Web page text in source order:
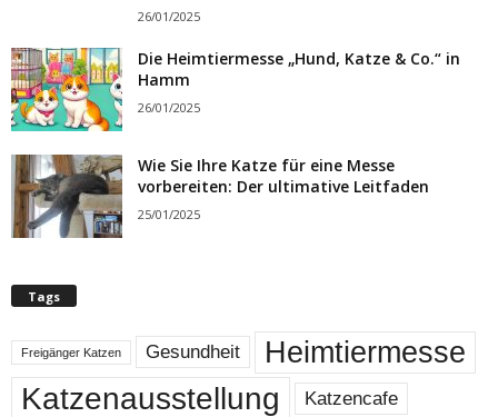
26/01/2025
Die Heimtiermesse „Hund, Katze & Co.“ in
Hamm
26/01/2025
Wie Sie Ihre Katze für eine Messe
vorbereiten: Der ultimative Leitfaden
25/01/2025
Tags
Freigänger Katzen Gesundheit Heimtiermesse
Katzenausstellung Katzencafe